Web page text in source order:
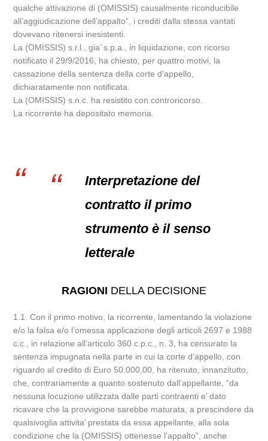
qualche attivazione di (OMISSIS) causalmente riconducibile
all’aggiudicazione dell’appalto”, i crediti dalla stessa vantati
dovevano ritenersi inesistenti.
La (OMISSIS) s.r.l., gia’ s.p.a., in liquidazione, con ricorso
notificato il 29/9/2016, ha chiesto, per quattro motivi, la
cassazione della sentenza della corte d’appello,
dichiaratamente non notificata.
La (OMISSIS) s.n.c. ha resistito con controricorso.
La ricorrente ha depositato memoria.
Interpretazione del
contratto il primo
strumento è il senso
letterale
RAGIONI DELLA DECISIONE
1.1. Con il primo motivo, la ricorrente, lamentando la violazione
e/o la falsa e/o l’omessa applicazione degli articoli 2697 e 1988
c.c., in relazione all’articolo 360 c.p.c., n. 3, ha censurato la
sentenza impugnata nella parte in cui la corte d’appello, con
riguardo al credito di Euro 50.000,00, ha ritenuto, innanzitutto,
che, contrariamente a quanto sostenuto dall’appellante, “da
nessuna locuzione utilizzata dalle parti contraenti e’ dato
ricavare che la provvigione sarebbe maturata, a prescindere da
qualsivoglia attivita’ prestata da essa appellante, alla sola
condizione che la (OMISSIS) ottenesse l’appalto”, anche